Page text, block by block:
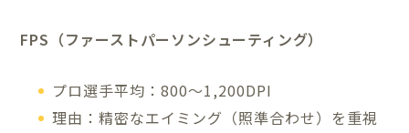
FPS（ファーストパーソンシューティング）
プロ選手平均：800〜1,200DPI
理由：精密なエイミング（照準合わせ）を重視